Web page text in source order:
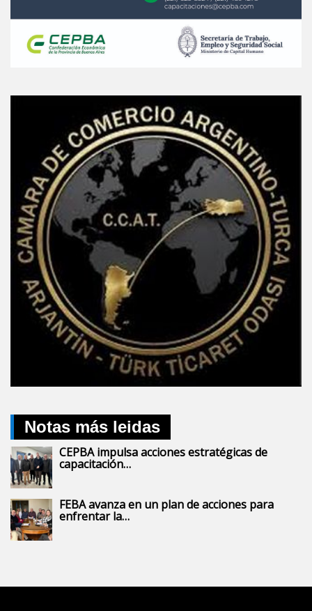
Notas más leidas
CEPBA impulsa acciones estratégicas de
capacitación…
FEBA avanza en un plan de acciones para
enfrentar la…